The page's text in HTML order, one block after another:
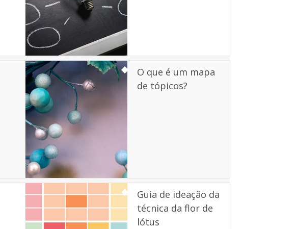
O que é um mapa
de tópicos?
Guia de ideação da
técnica da flor de
lótus